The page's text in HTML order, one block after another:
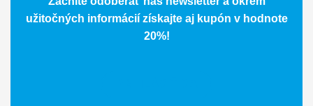
užitočných informácií získajte aj kupón v hodnote
20%!